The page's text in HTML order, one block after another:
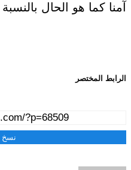
آمنا كما هو الحال
الرابط المختصر
نسخ